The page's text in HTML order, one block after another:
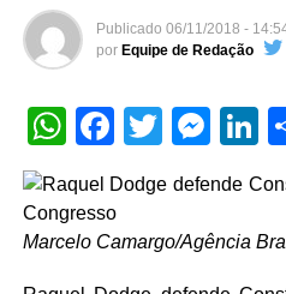
Publicado 06/11/2018 -
por Equipe de Redação
WhatsApp
Facebook
Twitter
Marcelo Camargo/Agência